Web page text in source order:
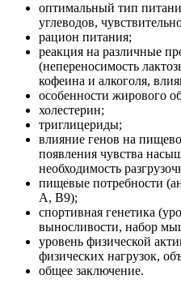
оптимальный тип
углеводов,
рацион питания;
реакция на различные
(непереносимость
кофеина и алкоголя,
особенности жирового
холестерин;
триглицериды;
влияние генов на
появления чувства
необходимость
пищевые потребности
A, B9);
спортивная генетика
выносливости, набор
уровень физической
физических нагрузок,
общее заключение.